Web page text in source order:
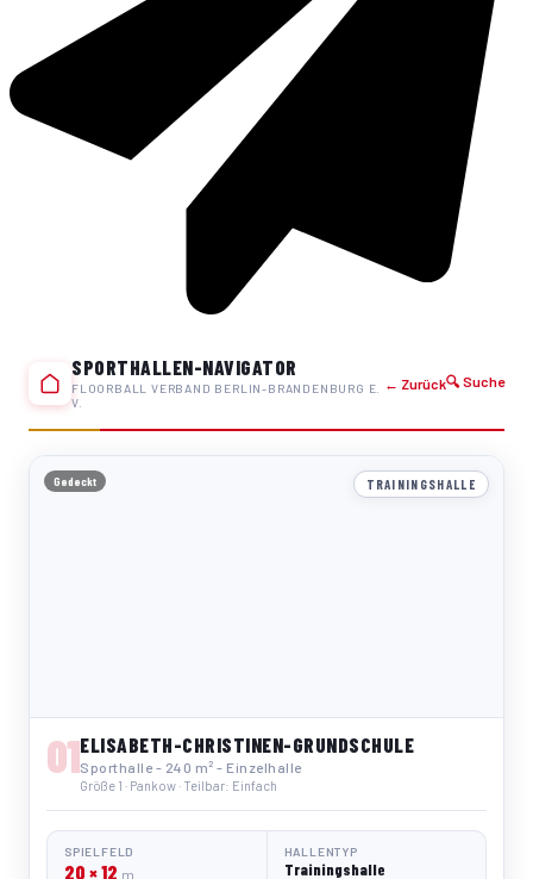
SPORTHALLEN-NAVIGATOR
FLOORBALL VERBAND BERLIN-BRANDENBURG E.
V.
← Zurück🔍 Suche
TRAININGSHALLE
Gedeckt
01ELISABETH-CHRISTINEN-GRUNDSCHULE
Sporthalle - 240 m² - Einzelhalle
Größe 1 · Pankow · Teilbar: Einfach
SPIELFELD
20 × 12 m
HALLENTYP
Trainingshalle